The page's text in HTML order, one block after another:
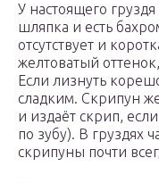
У настоящего
шляпка и есть
отсутствует и
желтоватый
Если лизнуть
сладким. Скрипун
и издаёт скрип,
по зубу). В груздях
скрипуны почти